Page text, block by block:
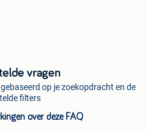
vragen
op je zoekopdracht en de
filters
over deze FAQ